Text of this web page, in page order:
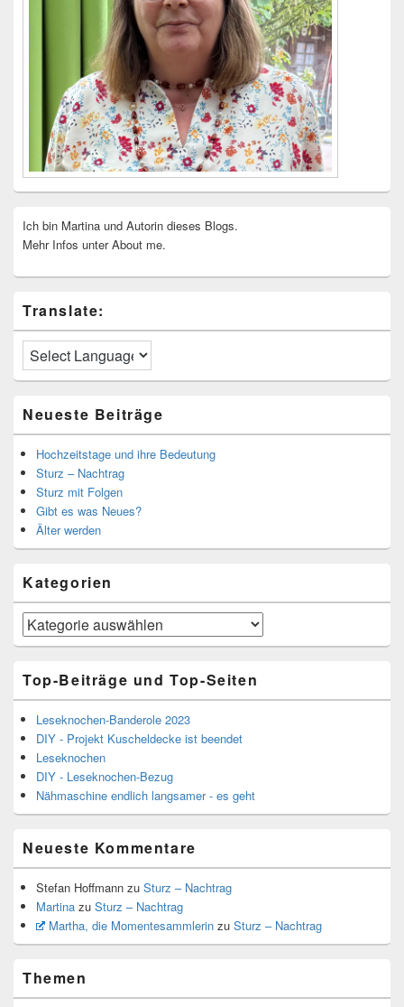
Ich bin Martina und Autorin dieses Blogs.
Mehr Infos unter About me.
Translate:
Neueste Beiträge
Hochzeitstage und ihre Bedeutung
Sturz – Nachtrag
Sturz mit Folgen
Gibt es was Neues?
Älter werden
Kategorien
Kategorien
Top-Beiträge und Top-Seiten
Leseknochen-Banderole 2023
DIY - Projekt Kuscheldecke ist beendet
Leseknochen
DIY - Leseknochen-Bezug
Nähmaschine endlich langsamer - es geht
Neueste Kommentare
Stefan Hoffmann zu Sturz – Nachtrag
Martina zu Sturz – Nachtrag
Martha, die Momentesammlerinzu Sturz – Nachtrag
Themen